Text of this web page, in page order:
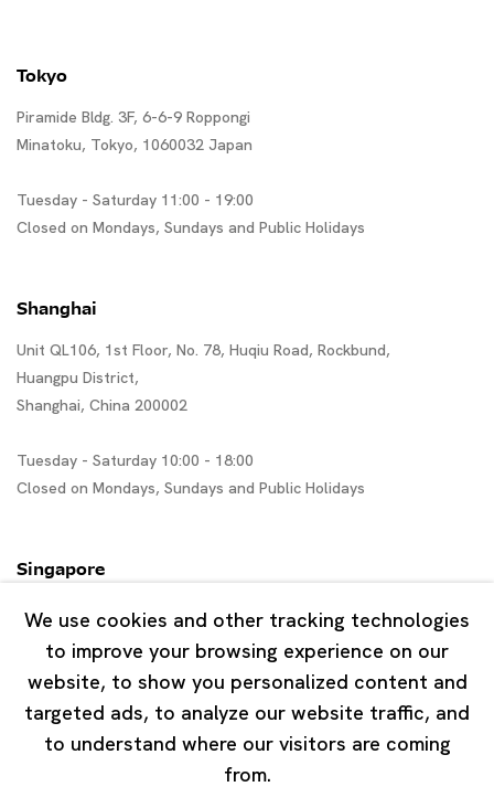
Tokyo
Piramide Bldg. 3F, 6-6-9 Roppongi
Minatoku, Tokyo, 1060032 Japan
Tuesday - Saturday 11:00 - 19:00
Closed on Mondays, Sundays and Public Holidays
Shanghai
Unit QL106, 1st Floor, No. 78, Huqiu Road, Rockbund,
Huangpu District,
Shanghai, China 200002
Tuesday - Saturday 10:00 - 18:00
Closed on Mondays, Sundays and Public Holidays
Singapore
7 Lock Road, #02-13 Gillman Barracks
Tuesday - Saturday 11:00 - 19:00
Closed on Mondays, Sundays and Public Holidays
We use cookies and other tracking technologies
to improve your browsing experience on our
website, to show you personalized content and
targeted ads, to analyze our website traffic, and
to understand where our visitors are coming
from.